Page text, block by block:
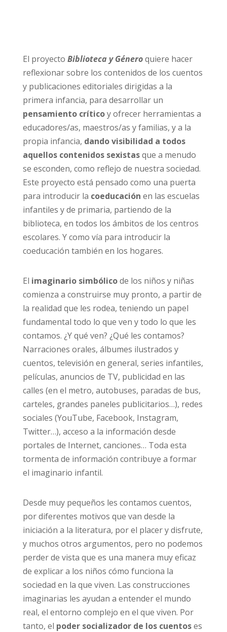
El proyecto Biblioteca y Géneroquiere hacer
reflexionar sobre los contenidos de los cuentos
y publicaciones editoriales dirigidas a la
primera infancia, para desarrollar un
pensamiento críticoy ofrecer herramientas a
educadores/as, maestros/as y familias, y a la
propia infancia, dando visibilidad a todos
aquellos contenidos sexistasque a menudo
se esconden, como reflejo de nuestra sociedad.
Este proyecto está pensado como una puerta
para introducir la coeducación en las escuelas
infantiles y de primaria, partiendo de la
biblioteca, en todos los ámbitos de los centros
escolares. Y como vía para introducir la
coeducación también en los hogares.
El imaginario simbólicode los niños y niñas
comienza a construirse muy pronto, a partir de
la realidad que les rodea, teniendo un papel
fundamental todo lo que ven y todo lo que les
contamos. ¿Y qué ven? ¿Qué les contamos?
Narraciones orales, álbumes ilustrados y
cuentos, televisión en general, series infantiles,
películas, anuncios de TV, publicidad en las
calles (en el metro, autobuses, paradas de bus,
carteles, grandes paneles publicitarios…), redes
sociales (YouTube, Facebook, Instagram,
Twitter…), acceso a la información desde
portales de Internet, canciones… Toda esta
tormenta de información contribuye a formar
el imaginario infantil.
Desde muy pequeños les contamos cuentos,
por diferentes motivos que van desde la
iniciación a la literatura, por el placer y disfrute,
y muchos otros argumentos, pero no podemos
perder de vista que es una manera muy eficaz
de explicar a los niños cómo funciona la
sociedad en la que viven. Las construcciones
imaginarias les ayudan a entender el mundo
real, el entorno complejo en el que viven. Por
tanto, el poder socializador de los cuentoses